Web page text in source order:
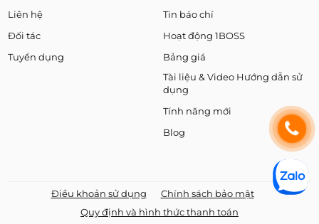
Liên hệ
Đối tác
Tuyển dụng
Tin báo chí
Hoạt động 1BOSS
Bảng giá
Tài liệu & Video Hướng dẫn sử
dụng
Tính năng mới
Blog
Điều khoản sử dụng
Chính sách bảo mật
Quy định và hình thức thanh toán